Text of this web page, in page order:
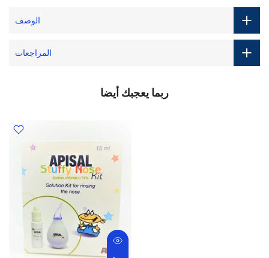
الوصف
المراجعات
ربما يعجبك أيضا